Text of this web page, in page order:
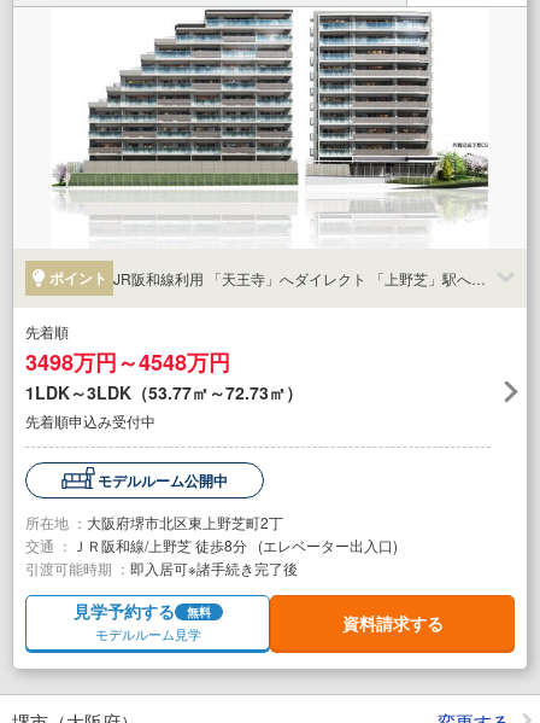
ポイント JR阪和線利用 「天王寺」へダイレクト 「上野芝」駅へ徒歩8分
先着順
3498万円～4548万円
1LDK～3LDK（53.77㎡～72.73㎡）
先着順申込み受付中
モデルルーム公開中
所在地 ： 大阪府堺市北区東上野芝町2丁
交通 ：
ＪＲ阪和線/上野芝 徒歩8分 (エレベーター出入口)
引渡可能時期 ： 即入居可※諸手続き完了後
見学予約する 無料
モデルルーム見学 資料請求する